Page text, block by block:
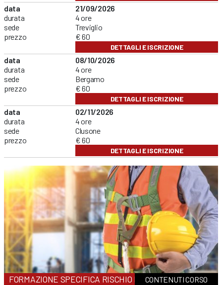
data
durata
sede
prezzo
21/09/2026
4 ore
Treviglio
€ 60
DETTAGLI E ISCRIZIONE
data
durata
sede
prezzo
08/10/2026
4 ore
Bergamo
€ 60
DETTAGLI E ISCRIZIONE
data
durata
sede
prezzo
02/11/2026
4 ore
Clusone
€ 60
DETTAGLI E ISCRIZIONE
FORMAZIONE SPECIFICA RISCHIO MEDIOCONTENUTI CORSO